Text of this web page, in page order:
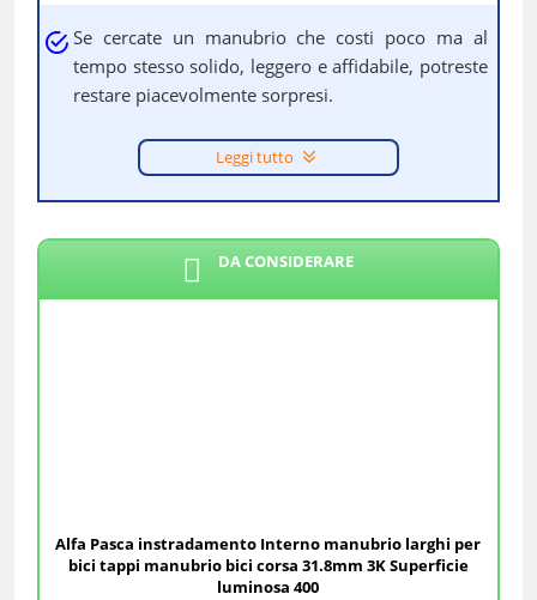
Se cercate un manubrio che costi poco ma al
tempo stesso solido, leggero e affidabile, potreste
restare piacevolmente sorpresi.
Leggi tutto
DA CONSIDERARE
Alfa Pasca instradamento Interno manubrio larghi per
bici tappi manubrio bici corsa 31.8mm 3K Superficie
luminosa 400